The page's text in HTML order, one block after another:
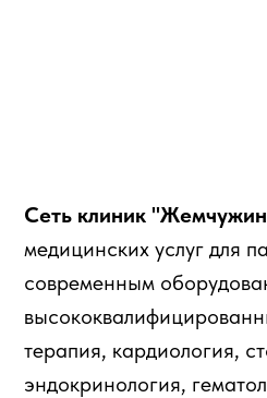
Сеть клиник
медицинских услуг для
современным
терапия, кардиология,
эндокринология,